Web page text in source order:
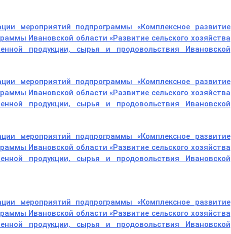
мероприятий подпрограммы «Комплексное развитие
Ивановской области «Развитие сельского хозяйства
продукции, сырья и продовольствия Ивановской
мероприятий подпрограммы «Комплексное развитие
Ивановской области «Развитие сельского хозяйства
продукции, сырья и продовольствия Ивановской
мероприятий подпрограммы «Комплексное развитие
Ивановской области «Развитие сельского хозяйства
продукции, сырья и продовольствия Ивановской
мероприятий подпрограммы «Комплексное развитие
Ивановской области «Развитие сельского хозяйства
продукции, сырья и продовольствия Ивановской